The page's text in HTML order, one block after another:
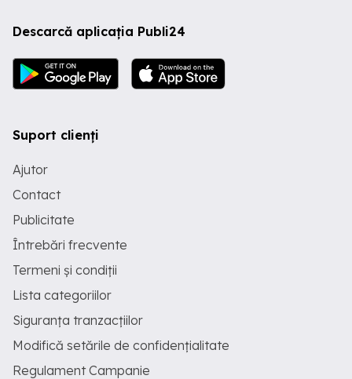
Descarcă aplicația Publi24
Suport clienți
Ajutor
Contact
Publicitate
Întrebări frecvente
Termeni și condiții
Lista categoriilor
Siguranța tranzacțiilor
Modifică setările de confidențialitate
Regulament Campanie